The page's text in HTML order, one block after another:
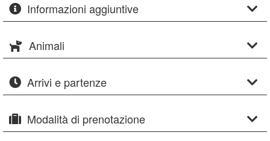
Informazioni aggiuntive
Animali
Arrivi e partenze
Modalità di prenotazione